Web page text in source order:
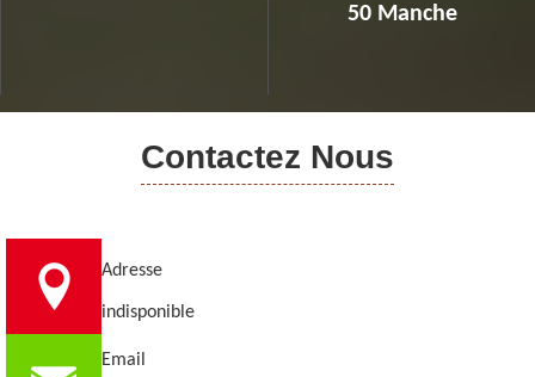
50 Manche
Contactez Nous
Adresse
indisponible
Email